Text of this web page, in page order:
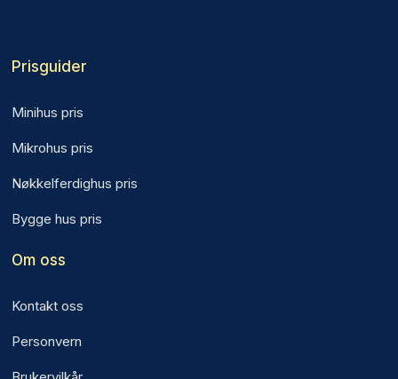
Prisguider
Minihus pris
Mikrohus pris
Nøkkelferdighus pris
Bygge hus pris
Om oss
Kontakt oss
Personvern